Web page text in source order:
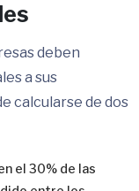
deben
a sus
calcularse de dos
el 30% de las